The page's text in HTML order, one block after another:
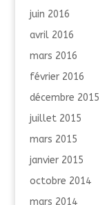
juin 2016
avril 2016
mars 2016
février 2016
décembre 2015
juillet 2015
mars 2015
janvier 2015
octobre 2014
mars 2014